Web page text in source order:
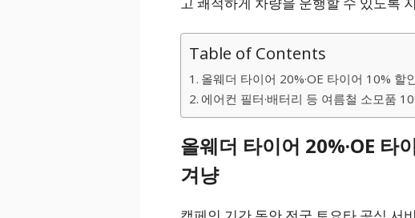
Table of Contents
올웨더 타이어 20%·OE 타이어 10% 할
에어컨 필터·배터리 등 여름철 소모품
올웨더 타이어 20%·OE 타
겨냥